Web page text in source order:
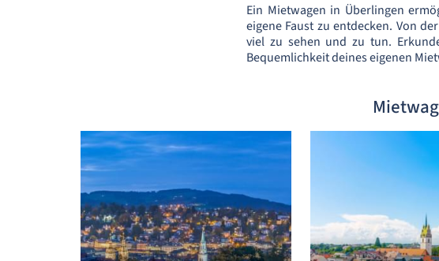
Ein Mietwagen in Überlingen
eigene Faust zu entdecken. Von
viel zu sehen und zu tun.
Bequemlichkeit deines eigenen